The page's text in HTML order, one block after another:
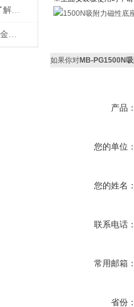
对于深度计的基本知识点，你了解多少？
PosiTector 6000 涂层厚度仪 | 全金属通用 高精度工业测厚解决方案
如果你对MB-PG1500N
产品
您的单位
您的姓名
联系电话
常用邮箱
省份